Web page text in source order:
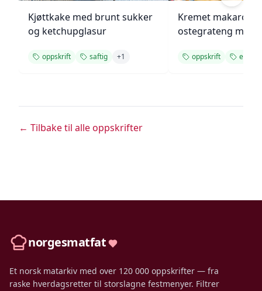
Kjøttkake med brunt sukker
og ketchupglasur
oppskrift saftig +1
Kremet makaroni-
ostegrateng med
oppskrift enkel
← Tilbake til alle oppskrifter
norgesmatfat
Et norsk matarkiv med over 120 000 oppskrifter — fra
raske hverdagsretter til storslagne festmenyer. Filtrer